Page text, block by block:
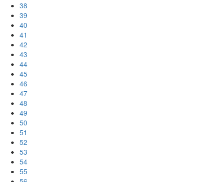
38
39
40
41
42
43
44
45
46
47
48
49
50
51
52
53
54
55